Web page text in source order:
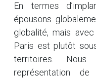
En termes
épousons
globalité, mais
Paris est plutôt
territoires.
représentation